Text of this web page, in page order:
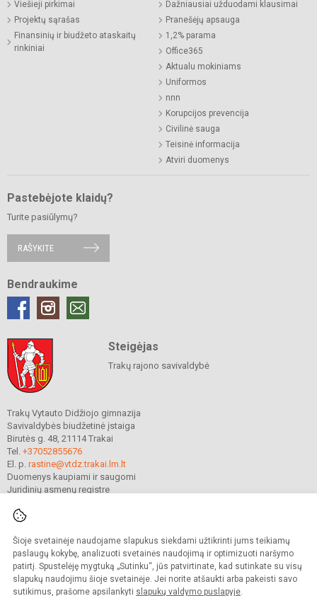
Šioje svetainėje naudojame slapukus siekdami užtikrinti jums teikiamų
paslaugų kokybę, analizuoti svetainės naudojimą ir optimizuoti naršymo
patirtį. Spustelėję mygtuką „Sutinku“, jūs patvirtinate, kad sutinkate su visų
slapukų naudojimu šioje svetainėje. Jei norite atšaukti arba pakeisti savo
sutikimus, prašome apsilankyti slapukų valdymo puslapyje.
Viešieji pirkimai
Projektų sąrašas
Finansinių ir biudžeto ataskaitų
rinkiniai
Dažniausiai užduodami klausimai
Pranešėjų apsauga
1,2% parama
Office365
Aktualu mokiniams
Uniformos
nnn
Korupcijos prevencija
Civilinė sauga
Teisinė informacija
Atviri duomenys
Pastebėjote klaidų?
Turite pasiūlymų?
RAŠYKITE
Bendraukime
Steigėjas
Trakų rajono savivaldybė
Trakų Vytauto Didžiojo gimnazija
Savivaldybės biudžetinė įstaiga
Birutės g. 48, 21114 Trakai
Tel. +37052855676
El. p. rastine@vtdz.trakai.lm.lt
Duomenys kaupiami ir saugomi
Juridinių asmenų registre
© 2021. Trakų Vytauto Didžiojo gimnazija. Visos teisės saugomos.
Kopijuoti turinį be raštiško gimnazijos sutikimo griežtai draudžiama.
Prieinamumo paraiška Slapukų valdymas